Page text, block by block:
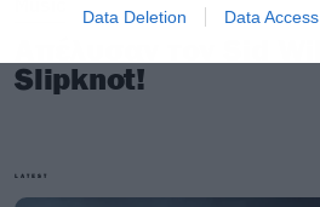
Data Deletion Data Access
Slipknot!
LATEST